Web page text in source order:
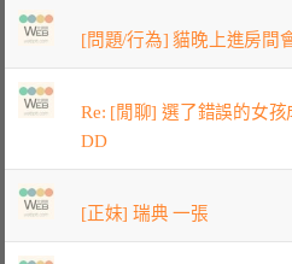
[問題/行為] 貓晚上進房間
Re: [閒聊] 選了錯誤的女
DD
[正妹] 瑞典 一張